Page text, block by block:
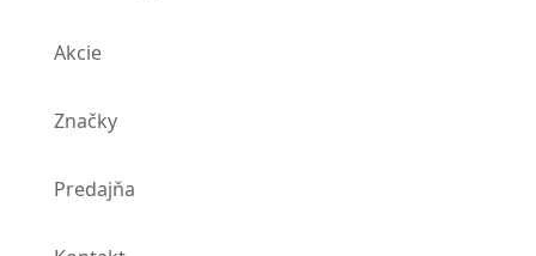
Akcie
Značky
Predajňa